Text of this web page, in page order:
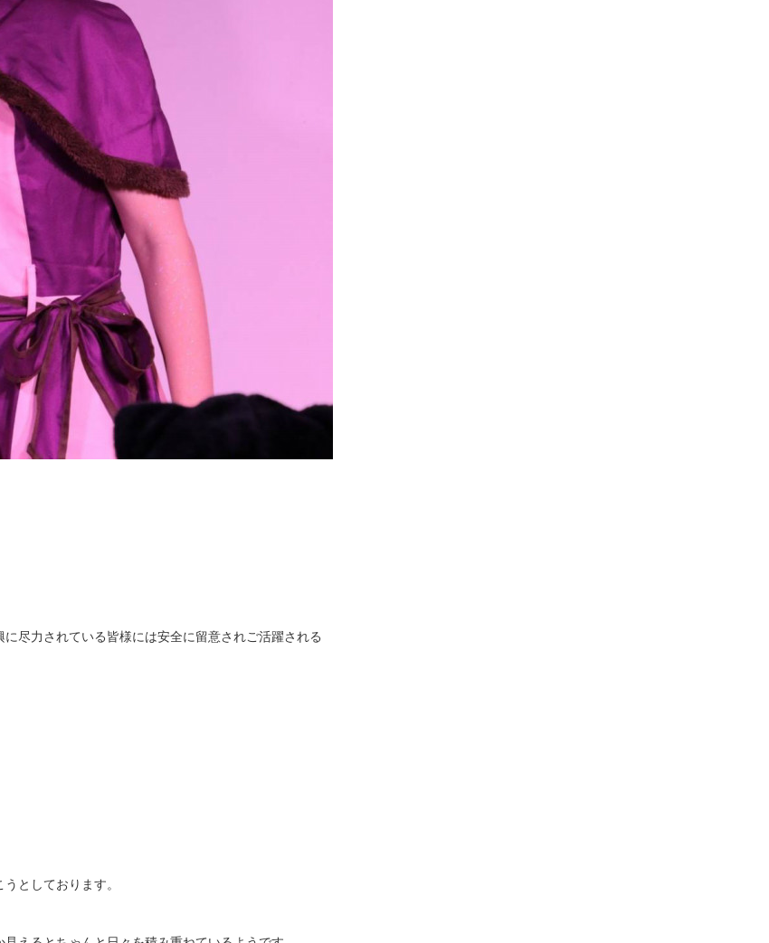
尽力されている皆様には安全に留意されご活躍される
としております。